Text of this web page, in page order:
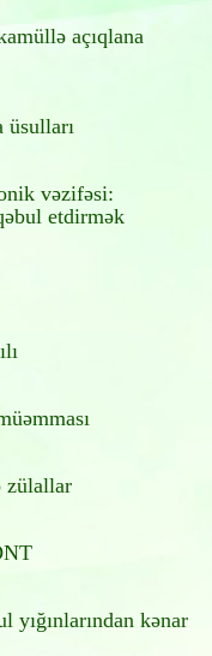
açıqlana
üsulları
vəzifəsi:
etdirmək
zülallar
yığınlarından kənar